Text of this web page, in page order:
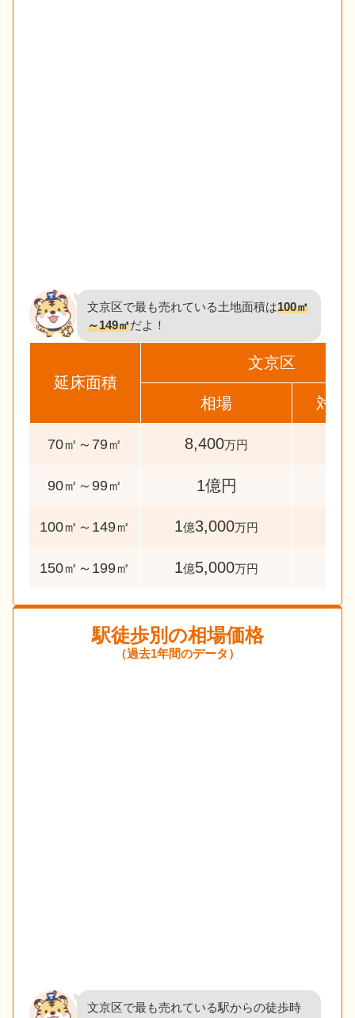
文京区で最も売れている土地面積は100㎡
～149㎡だよ！
延床面積
文京区
相場 対象
70㎡～79㎡ 8,400万円
90㎡～99㎡ 1億円
100㎡～149㎡ 1億3,000万円
150㎡～199㎡ 1億5,000万円
駅徒歩別の相場価格
（過去1年間のデータ）
文京区で最も売れている駅からの徒歩時